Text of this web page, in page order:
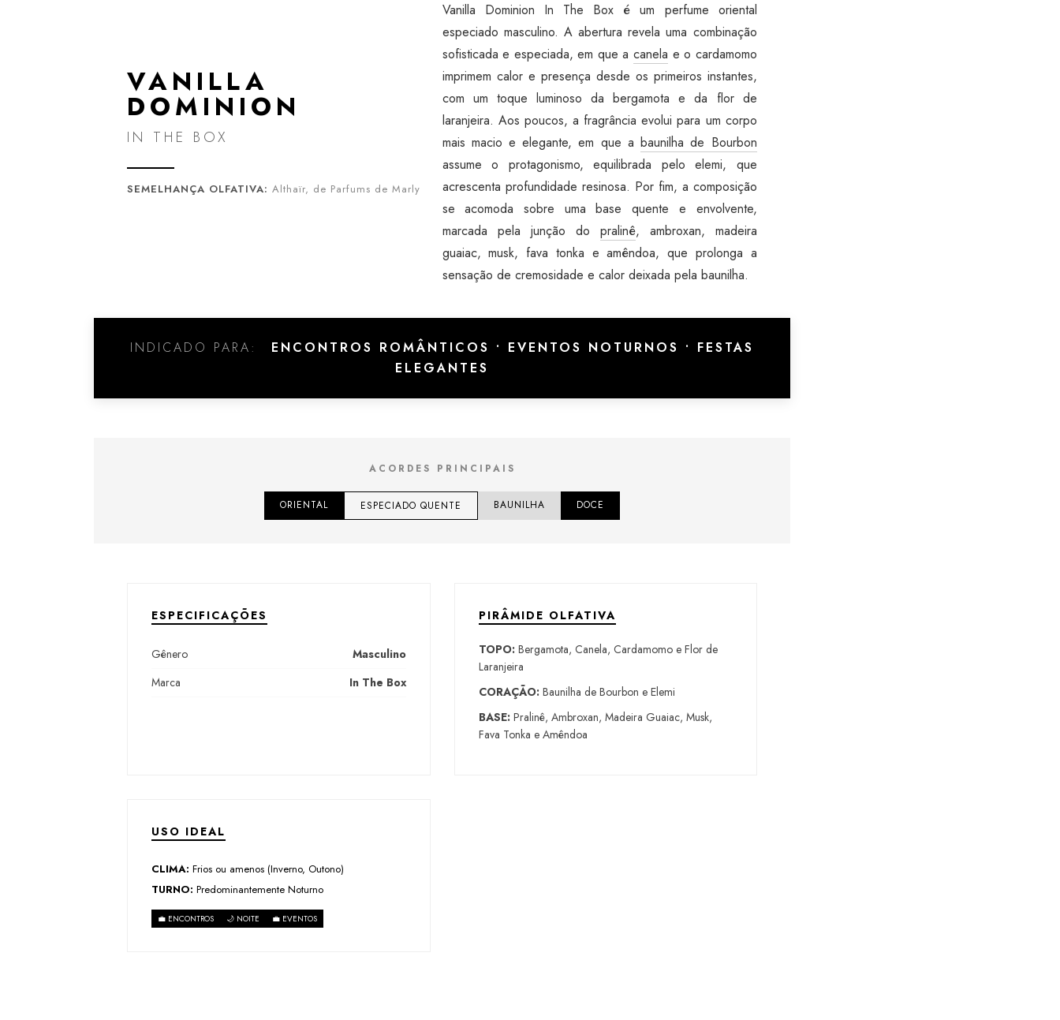
VANILLA
DOMINION
IN THE BOX
SEMELHANÇA OLFATIVA: Althaïr, de Parfums de Marly
Vanilla Dominion In The Box é um perfume oriental
especiado masculino. A abertura revela uma combinação
sofisticada e especiada, em que a canela e o cardamomo
imprimem calor e presença desde os primeiros instantes,
com um toque luminoso da bergamota e da flor de
laranjeira. Aos poucos, a fragrância evolui para um corpo
mais macio e elegante, em que abaunilha de Bourbon
assume o protagonismo, equilibrada pelo elemi, que
acrescenta profundidade resinosa. Por fim, a composição
se acomoda sobre uma base quente e envolvente,
marcada pela junção do pralinê, ambroxan, madeira
guaiac, musk, fava tonka e amêndoa, que prolonga a
sensação de cremosidade e calor deixada pela baunilha.
INDICADO PARA:
ENCONTROS ROMÂNTICOS • EVENTOS NOTURNOS • FESTAS
ELEGANTES
ACORDES PRINCIPAIS
ORIENTAL ESPECIADO QUENTE BAUNILHA DOCE
ESPECIFICAÇÕES
Gênero
Masculino
Marca
In The Box
PIRÂMIDE OLFATIVA
TOPO:Bergamota, Canela, Cardamomo e Flor de
Laranjeira
CORAÇÃO:Baunilha de Bourbon e Elemi
BASE:Pralinê, Ambroxan, Madeira Guaiac, Musk,
Fava Tonka e Amêndoa
USO IDEAL
CLIMA: Frios ou amenos (Inverno, Outono)
TURNO: Predominantemente Noturno
💼 ENCONTROS 🌙 NOITE 💼 EVENTOS